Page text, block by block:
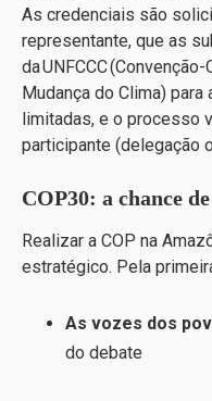
As credenciais são
representante, que as
da UNFCCC
Mudança do Clima)
limitadas, e o processo
participante (delegação
COP30: a chance
Realizar a COP na
estratégico. Pela
As vozes dos
do debate